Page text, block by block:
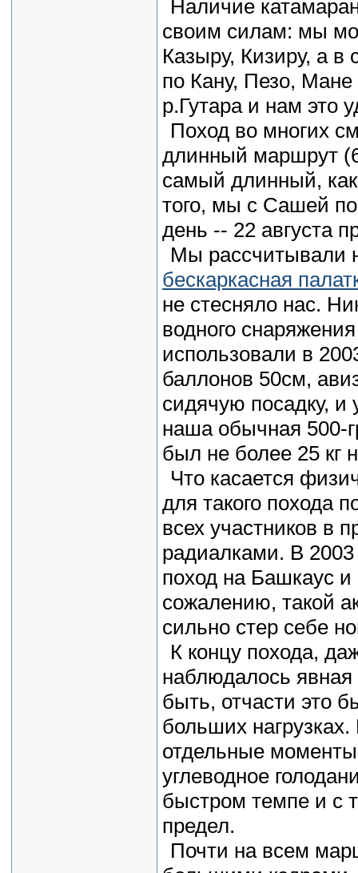
Наличие
своим силам: мы
Казыру, Кизиру, а в
по Кану, Пезо,
р.Гутара и нам это
Поход во многих
длинный маршрут
самый длинный,
того, мы с Сашей
день -- 22 августа
Мы рассчитывали
бескаркасная
не стесняло нас.
водного
использовали в
баллонов 50см,
сидячую посадку, и
наша обычная 500-
был не более 25 кг
Что касается
для такого похода
всех участников
радиалками. В
поход на Башкаус
сожалению, такой
сильно стер себе
К концу похода,
наблюдалось
быть, отчасти это
больших
отдельные
углеводное
быстром темпе и с
предел.
Почти на всем